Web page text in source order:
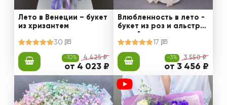
Лето в Венеции – букет
из хризантем
30
-10% 4 425 ₽
от 4 023 ₽
Влюбленность в лето -
букет из роз и альстро
мерий
17
-3% 3 550 ₽
от 3 456 ₽